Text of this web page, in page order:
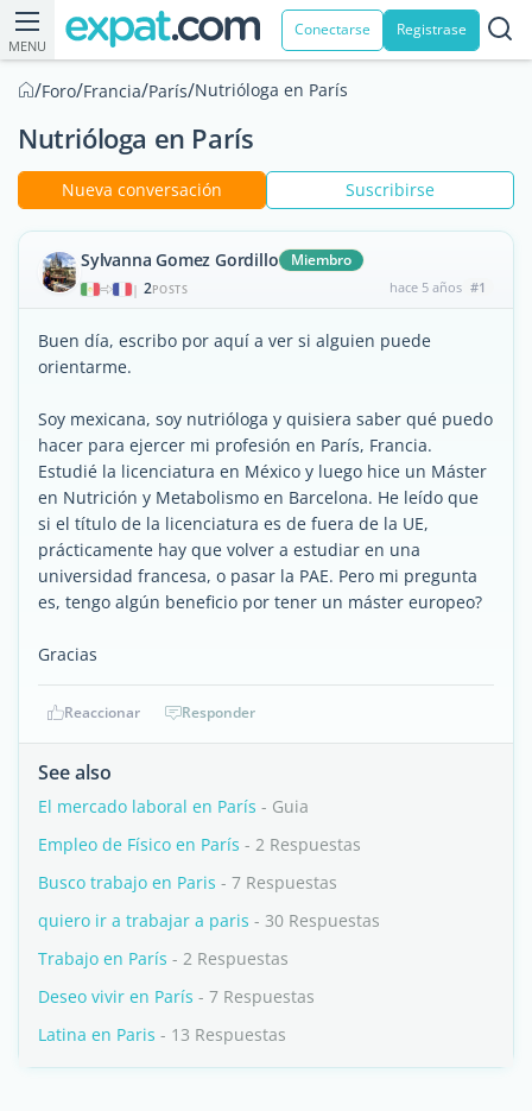
MENU
Conectarse Registrase
/Foro/Francia/París/Nutrióloga en París
Nutrióloga en París
Nueva conversación Suscribirse
Sylvanna Gomez Gordillo Miembro
| 2POSTS hace 5 años #1
Buen día, escribo por aquí a ver si alguien puede
orientarme.
Soy mexicana, soy nutrióloga y quisiera saber qué puedo
hacer para ejercer mi profesión en París, Francia.
Estudié la licenciatura en México y luego hice un Máster
en Nutrición y Metabolismo en Barcelona. He leído que
si el título de la licenciatura es de fuera de la UE,
prácticamente hay que volver a estudiar en una
universidad francesa, o pasar la PAE. Pero mi pregunta
es, tengo algún beneficio por tener un máster europeo?
Gracias
Reaccionar Responder
See also
El mercado laboral en París - Guia
Empleo de Físico en París - 2 Respuestas
Busco trabajo en Paris - 7 Respuestas
quiero ir a trabajar a paris - 30 Respuestas
Trabajo en París - 2 Respuestas
Deseo vivir en París - 7 Respuestas
Latina en Paris - 13 Respuestas